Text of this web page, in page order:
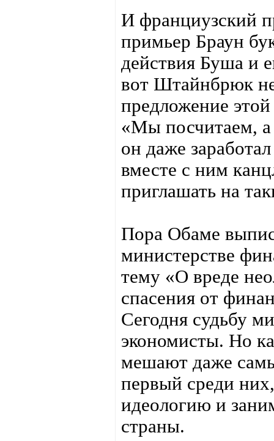
И франциузский
примьер Браун
действия Буша и
вот Штайнбрюк
предложение
«Мы посчитаем,
он даже
вместе с ним
приглашать на
Пора Обаме
министерстве
тему «О вреде
спасения от
Сегодня судьбу
экономисты. Но
мешают даже
первый среди
идеологию и
страны.